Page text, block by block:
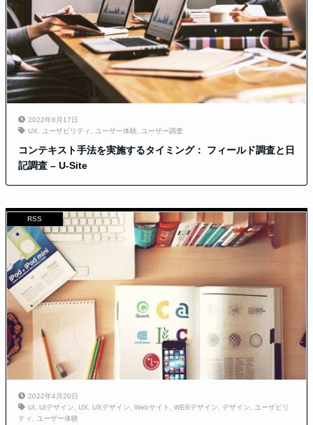
2022年6月17日
UX
ユーザビリティ ユーザー体験 ユーザー調査
コンテキスト手法を実施するタイミング： フィールド調査と日
記調査 – U-Site
RSS
2022年4月20日
UI
UIデザイン UX UXデザイン Webサイト WEBデザイン デザイン
ユーザビリ
ティ
ユーザー体験